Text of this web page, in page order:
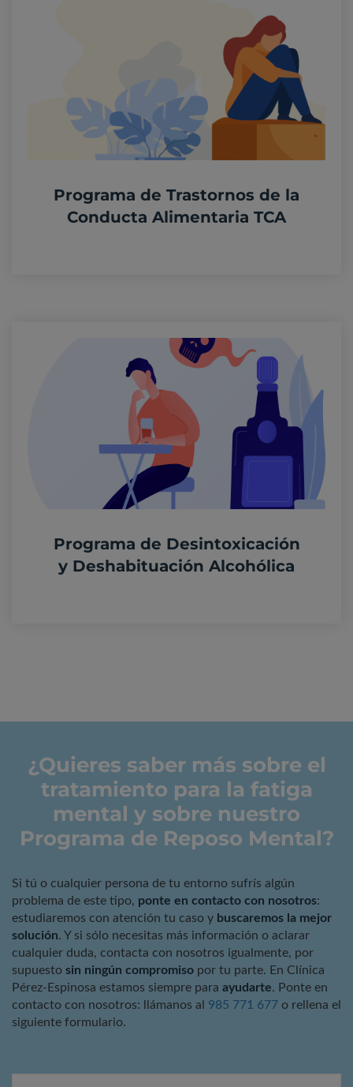
Programa de Trastornos de la
Conducta Alimentaria TCA
Programa de Desintoxicación
y Deshabituación Alcohólica
¿Quieres saber más sobre el
tratamiento para la fatiga
mental y sobre nuestro
Programa de Reposo Mental?
Si tú o cualquier persona de tu entorno sufrís algún
problema de este tipo, ponte en contacto con nosotros:
estudiaremos con atención tu caso y buscaremos la mejor
solución. Y si sólo necesitas más información o aclarar
cualquier duda, contacta con nosotros igualmente, por
supuesto sin ningún compromiso por tu parte. En Clínica
Pérez-Espinosa estamos siempre para ayudarte. Ponte en
contacto con nosotros: llámanos al 985 771 677 o rellena el
siguiente formulario.